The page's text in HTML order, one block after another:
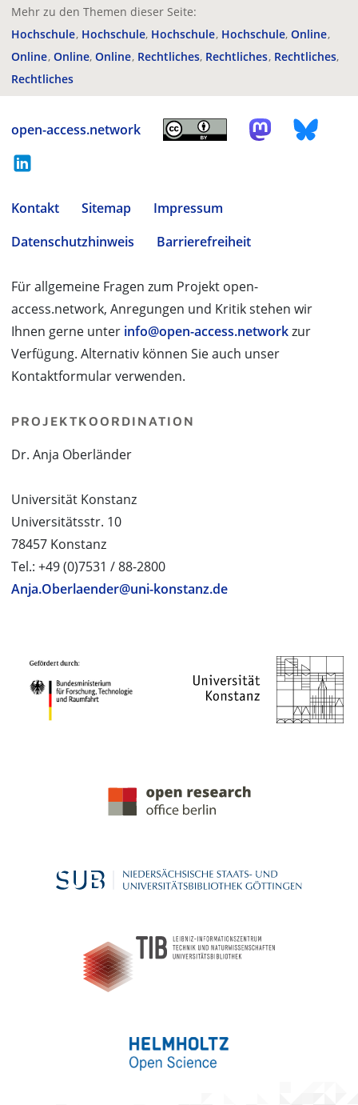
Mehr zu den Themen dieser Seite:
Hochschule Hochschule Hochschule Hochschule Online
Online Online Online Rechtliches Rechtliches Rechtliches
Rechtliches
open-access.network
Kontakt Sitemap
Impressum
Datenschutzhinweis
Barrierefreiheit
Für allgemeine Fragen zum Projekt open-
access.network, Anregungen und Kritik stehen wir
Ihnen gerne unter info@open-access.networkzur
Verfügung. Alternativ können Sie auch unser
Kontaktformular verwenden.
PROJEKTKOORDINATION
Dr. Anja Oberländer
Universität Konstanz
Universitätsstr. 10
78457 Konstanz
Tel.: +49 (0)7531 / 88-2800
Anja.Oberlaender@uni-konstanz.de